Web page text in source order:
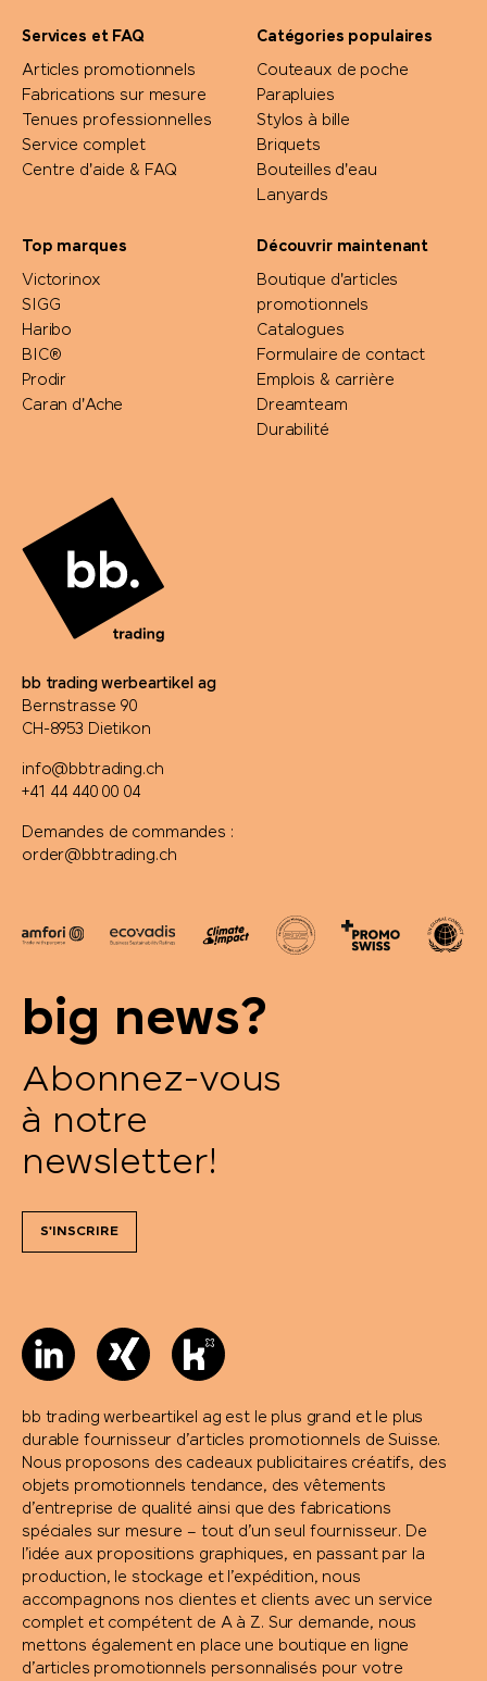
Services et FAQ
Articles promotionnels
Fabrications sur mesure
Tenues professionnelles
Service complet
Centre d'aide & FAQ
Catégories populaires
Couteaux de poche
Parapluies
Stylos à bille
Briquets
Bouteilles d'eau
Lanyards
Top marques
Victorinox
SIGG
Haribo
BIC®
Prodir
Caran d'Ache
Découvrir maintenant
Boutique d'articles
promotionnels
Catalogues
Formulaire de contact
Emplois & carrière
Dreamteam
Durabilité
bb trading werbeartikel ag
Bernstrasse 90
CH-8953 Dietikon
info@bbtrading.ch
+41 44 440 00 04
Demandes de commandes :
order@bbtrading.ch
big news?
Abonnez-vous
à notre
newsletter!
S'INSCRIRE
bb trading werbeartikel ag est le plus grand et le plus
durable fournisseur d’articles promotionnels de Suisse.
Nous proposons des cadeaux publicitaires créatifs, des
objets promotionnels tendance, des vêtements
d’entreprise de qualité ainsi que des fabrications
spéciales sur mesure – tout d’un seul fournisseur. De
l’idée aux propositions graphiques, en passant par la
production, le stockage et l’expédition, nous
accompagnons nos clientes et clients avec un service
complet et compétent de A à Z. Sur demande, nous
mettons également en place une boutique en ligne
d’articles promotionnels personnalisés pour votre